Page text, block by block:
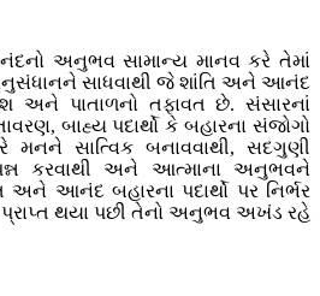
અનુભવ સામાન્ય માનવ કરે તેમાં
સાધવાથી જે શાંતિ અને આનંદ
અને પાતાળનો તફાવત છે. સંસારનાં
બાહ્ય પદાર્થો કે બહારના સંજોગો
સાત્વિક બનાવવાથી, સદગુણી
કરવાથી અને આત્માના અનુભવને
અને આનંદ બહારના પદાર્થો પર નિર્ભર
થયા પછી તેનો અનુભવ અખંડ રહે